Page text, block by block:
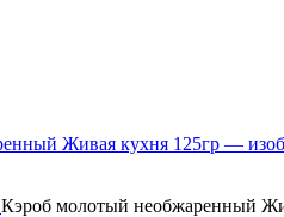
Кэроб молотый необжаренный